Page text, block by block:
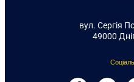
вул. Сергія
49000